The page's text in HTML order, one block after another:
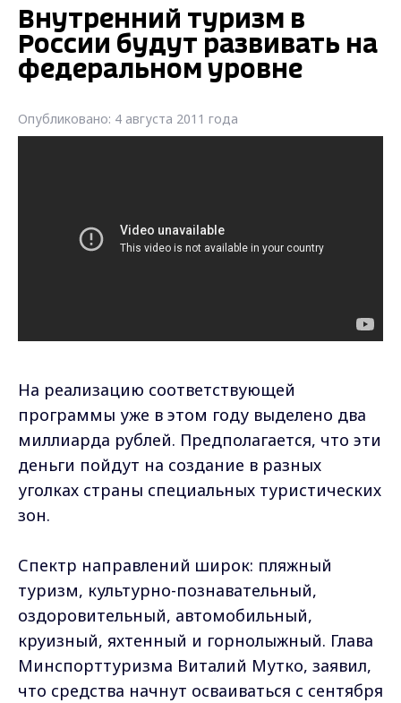
Внутренний туризм в
России будут развивать на
федеральном уровне
Опубликовано: 4 августа 2011 года
На реализацию соответствующей
программы уже в этом году выделено два
миллиарда рублей. Предполагается, что эти
деньги пойдут на создание в разных
уголках страны специальных туристических
зон.
Спектр направлений широк: пляжный
туризм, культурно-познавательный,
оздоровительный, автомобильный,
круизный, яхтенный и горнолыжный. Глава
Минспорттуризма Виталий Мутко, заявил,
что средства начнут осваиваться с сентября